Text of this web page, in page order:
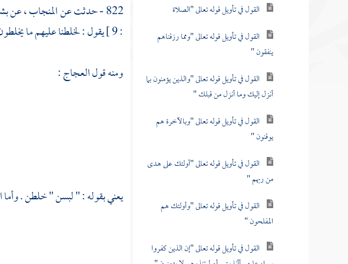
القول في تأويل قوله تعالى "الصلاة
القول في تأويل قوله تعالى "ومما رزقناهم
ينفقون "
القول في تأويل قوله تعالى "والذين يؤمنون بما
أنزل إليك وما أنزل من قبلك "
القول في تأويل قوله تعالى "وبالآخرة هم
يوقنون "
القول في تأويل قوله تعالى "أولئك على هدى
من ربهم "
القول في تأويل قوله تعالى "وأولئك هم
المفلحون "
القول في تأويل قوله تعالى "إن الذين كفروا
822 - حدثت عن
المنجاب ،عن
: 9 ] يقول : لخلطنا عليهم ما يخلطون .
ومنه قولالعجاج:
يعني بقوله : " لبسن " خلطن . وأما